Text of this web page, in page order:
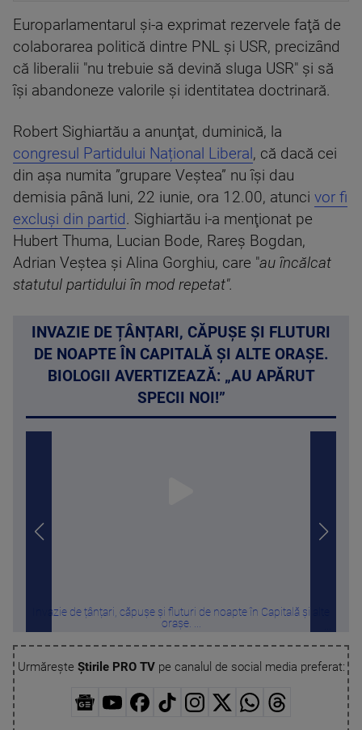
Europarlamentarul şi-a exprimat rezervele faţă de
colaborarea politică dintre PNL şi USR, precizând
că liberalii "nu trebuie să devină sluga USR" şi să
îşi abandoneze valorile şi identitatea doctrinară.
Robert Sighiartău a anunţat, duminică, la
congresul Partidului Național Liberal , că dacă cei
din așa numita ”grupare Veştea” nu îşi dau
demisia până luni, 22 iunie, ora 12.00, atunci vor fi
excluşi din partid. Sighiartău i-a menţionat pe
Hubert Thuma, Lucian Bode, Rareş Bogdan,
Adrian Veştea şi Alina Gorghiu, care "au încălcat
statutul partidului în mod repetat".
INVAZIE DE ȚÂNȚARI, CĂPUȘE ȘI FLUTURI
DE NOAPTE ÎN CAPITALĂ ȘI ALTE ORAȘE.
BIOLOGII AVERTIZEAZĂ: „AU APĂRUT
SPECII NOI!”
Invazie de țânțari, căpușe și fluturi de noapte în Capitală și alte
orașe. ...
Urmărește Știrile PRO TVpe canalul de social media preferat: